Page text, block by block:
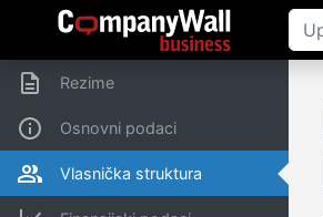
Rezime
Osnovni podaci
Vlasnička struktura